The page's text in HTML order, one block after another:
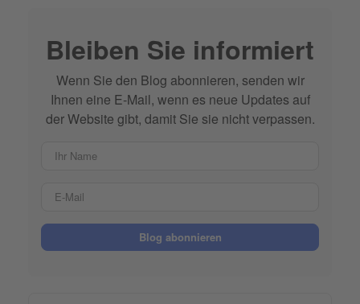
Bleiben Sie informiert
Wenn Sie den Blog abonnieren, senden wir
Ihnen eine E-Mail, wenn es neue Updates auf
der Website gibt, damit Sie sie nicht verpassen.
Blog abonnieren